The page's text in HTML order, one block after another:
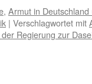
, Armut in
| Verschlagwortet mit
Regierung zur